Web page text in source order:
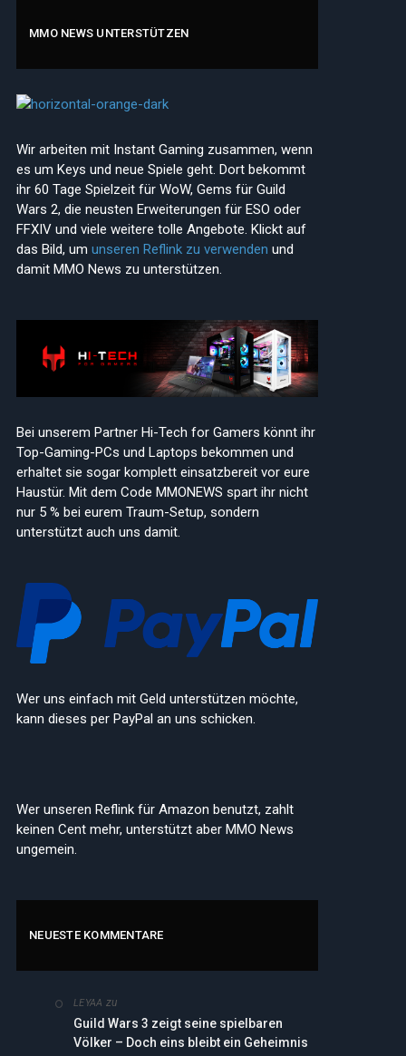
MMO NEWS UNTERSTÜTZEN
Wir arbeiten mit Instant Gaming zusammen, wenn
es um Keys und neue Spiele geht. Dort bekommt
ihr 60 Tage Spielzeit für WoW, Gems für Guild
Wars 2, die neusten Erweiterungen für ESO oder
FFXIV und viele weitere tolle Angebote. Klickt auf
das Bild, um unseren Reflink zu verwenden und
damit MMO News zu unterstützen.
Bei unserem Partner Hi-Tech for Gamers könnt ihr
Top-Gaming-PCs und Laptops bekommen und
erhaltet sie sogar komplett einsatzbereit vor eure
Haustür. Mit dem Code MMONEWS spart ihr nicht
nur 5 % bei eurem Traum-Setup, sondern
unterstützt auch uns damit.
Wer uns einfach mit Geld unterstützen möchte,
kann dieses per PayPal an uns schicken.
Wer unseren Reflink für Amazon benutzt, zahlt
keinen Cent mehr, unterstützt aber MMO News
ungemein.
NEUESTE KOMMENTARE
LEYAA zu
Guild Wars 3 zeigt seine spielbaren
Völker – Doch eins bleibt ein Geheimnis